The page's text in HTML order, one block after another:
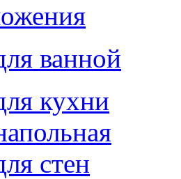
ванной
кухни
стен